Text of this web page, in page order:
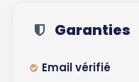
Garanties
Email vérifié